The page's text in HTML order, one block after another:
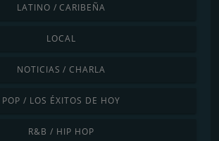
LATINO / CARIBEÑA
LOCAL
NOTICIAS / CHARLA
POP / LOS ÉXITOS DE HOY
R&B / HIP HOP